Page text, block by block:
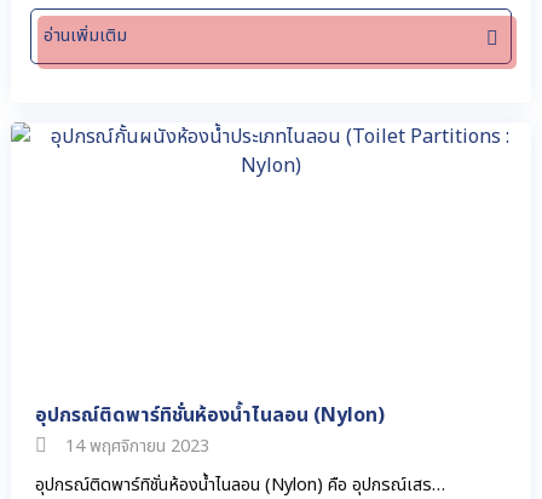
อ่านเพิ่มเติม
อุปกรณ์ติดพาร์ทิชั่นห้องน้ำไนลอน (Nylon)
14 พฤศจิกายน 2023
อุปกรณ์ติดพาร์ทิชั่นห้องน้ำไนลอน (Nylon) คือ อุปกรณ์เสร…